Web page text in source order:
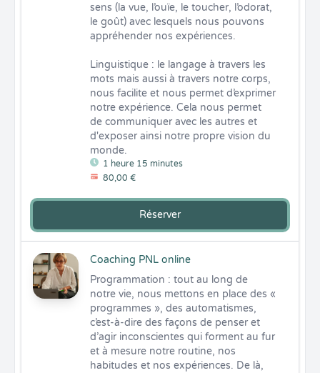
1 heure 15 minutes
80,00 €
sens (la vue, l’ouïe, le toucher, l’odorat,
le goût) avec lesquels nous pouvons
appréhender nos expériences.
Linguistique : le langage à travers les
mots mais aussi à travers notre corps,
nous facilite et nous permet d’exprimer
notre expérience. Cela nous permet
de communiquer avec les autres et
d'exposer ainsi notre propre vision du
monde.
Réserver
Coaching PNL online
Programmation : tout au long de
notre vie, nous mettons en place des «
programmes », des automatismes,
c’est-à-dire des façons de penser et
d’agir inconscientes qui forment au fur
et à mesure notre routine, nos
habitudes et nos expériences. De là,